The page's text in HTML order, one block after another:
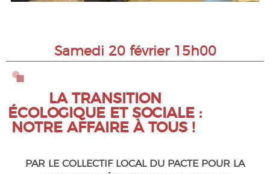
Samedi 20 février 15h00
LA TRANSITION
ÉCOLOGIQUE ET SOCIALE :
NOTRE AFFAIRE À TOUS !
PAR LE COLLECTIF LOCAL DU PACTE POUR LA